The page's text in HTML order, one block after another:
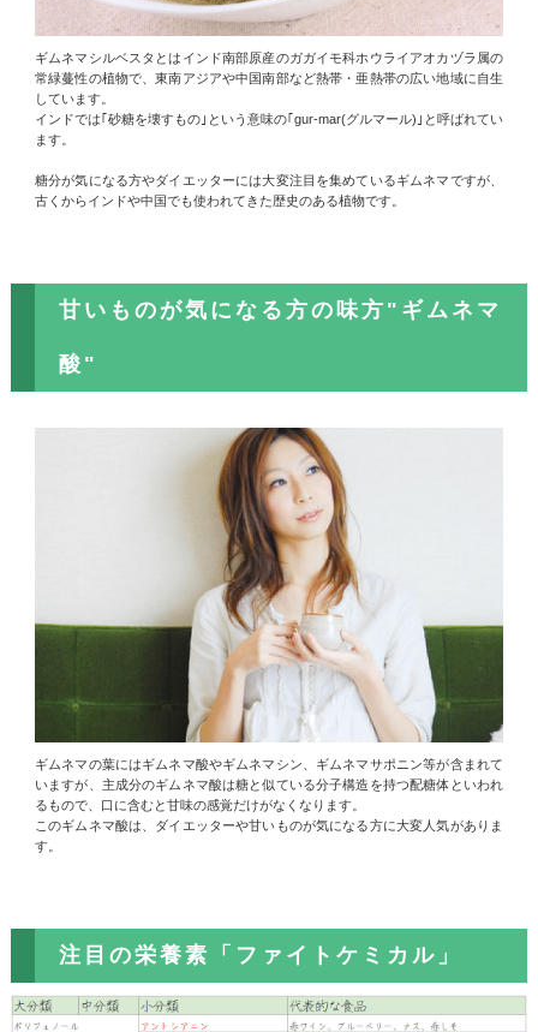
ギムネマシルベスタとはインド南部原産のガガイモ科ホウライアオカヅラ属の
常緑蔓性の植物で、東南アジアや中国南部など熱帯・亜熱帯の広い地域に自生
しています。
インドでは｢砂糖を壊すもの｣という意味の｢gur-mar(グルマール)｣と呼ばれてい
ます。
糖分が気になる方やダイエッターには大変注目を集めているギムネマですが、
古くからインドや中国でも使われてきた歴史のある植物です。
甘いものが気になる方の味方"ギムネマ
酸"
ギムネマの葉にはギムネマ酸やギムネマシン、ギムネマサポニン等が含まれて
いますが、主成分のギムネマ酸は糖と似ている分子構造を持つ配糖体といわれ
るもので、口に含むと甘味の感覚だけがなくなります。
このギムネマ酸は、ダイエッターや甘いものが気になる方に大変人気がありま
す。
注目の栄養素「ファイトケミカル」